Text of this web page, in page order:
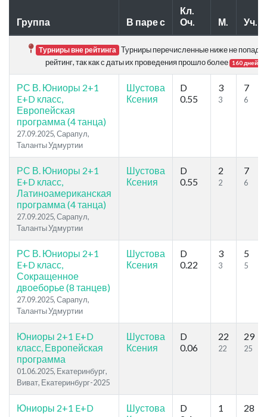
Группа В паре с
Кл.
Оч.
М. Уч.
Турниры вне рейтинга Турниры перечисленные ниже не
рейтинг, так как с даты их проведения прошло более 160 дней
РС В. Юниоры 2+1
E+D класс,
Европейская
программа (4 танца)
27.09.2025, Сарапул,
Таланты Удмуртии
Шустова
Ксения
D
0.55
3
3
7
6
РС В. Юниоры 2+1
E+D класс,
Латиноамериканская
программа (4 танца)
27.09.2025, Сарапул,
Таланты Удмуртии
Шустова
Ксения
D
0.55
2
2
7
6
РС В. Юниоры 2+1
E+D класс,
Сокращенное
двоеборье (8 танцев)
27.09.2025, Сарапул,
Таланты Удмуртии
Шустова
Ксения
D
0.22
3
3
5
5
Юниоры 2+1 E+D
класс, Европейская
программа
01.06.2025, Екатеринбург,
Виват, Екатеринбург-2025
Шустова
Ксения
D
0.06
22
22
29
25
Юниоры 2+1 E+D
Шустова
D
1 28